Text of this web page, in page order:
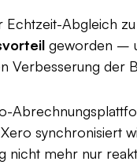
Echtzeit-Abgleich
geworden –
Verbesserung der
synchronisiert
nicht mehr nur